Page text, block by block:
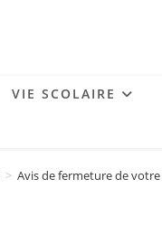
VIE SCOLAIRE
> Avis de fermeture de